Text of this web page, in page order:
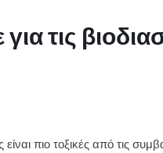
τις
πιο τοξικές από τις